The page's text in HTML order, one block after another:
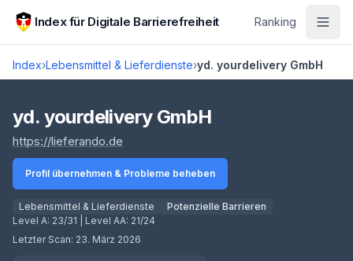
Zum Hauptinhalt springen
Index für Digitale Barrierefreiheit Ranking
Index›Lebensmittel & Lieferdienste›yd. yourdelivery GmbH
Score lädt
yd. yourdelivery GmbH
https://lieferando.de
Profil übernehmen & Probleme beheben
Lebensmittel & Lieferdienste
Potenzielle Barrieren
Level A: 23/31 | Level AA: 21/24
Letzter Scan: 23. März 2026